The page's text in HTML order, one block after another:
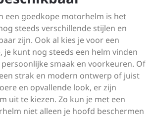
een goedkope motorhelm is het
steeds verschillende stijlen en
zijn. Ook al kies je voor een
je kunt nog steeds een helm vinden
smaak en voorkeuren. Of
strak en modern ontwerp of juist
en opvallende look, er zijn
uit te kiezen. Zo kun je met een
niet alleen je hoofd beschermen